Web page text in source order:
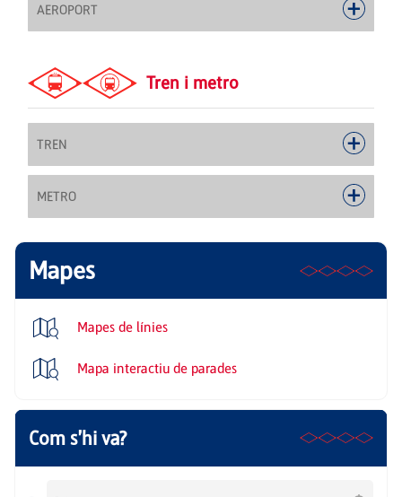
AEROPORT
Tren i metro
TREN
METRO
Mapes
Mapes de línies
Mapa interactiu de parades